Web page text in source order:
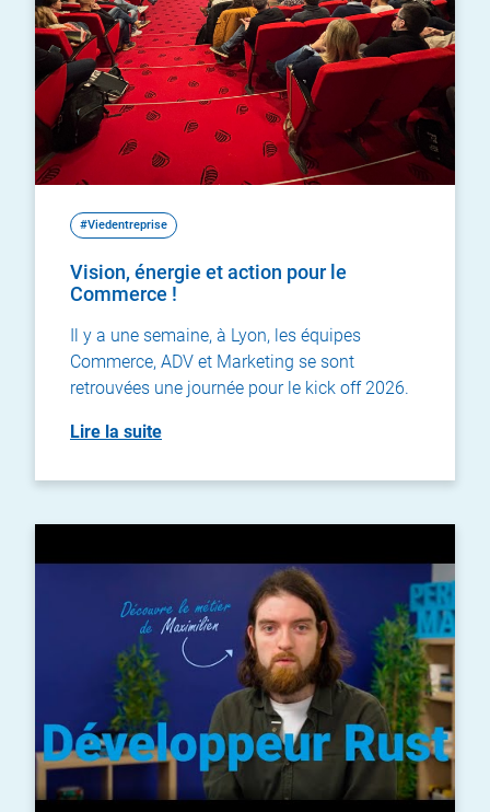
#Viedentreprise
Vision, énergie et action pour le
Commerce !
Il y a une semaine, à Lyon, les équipes
Commerce, ADV et Marketing se sont
retrouvées une journée pour le kick off 2026.
Lire la suite